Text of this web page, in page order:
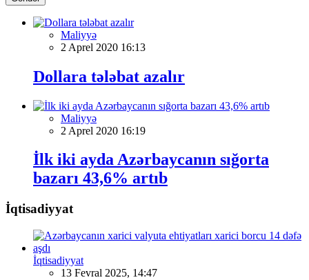
Maliyyə
2 Aprel 2020 16:13
Dollara tələbat azalır
Maliyyə
2 Aprel 2020 16:19
İlk iki ayda Azərbaycanın sığorta
bazarı 43,6% artıb
İqtisadiyyat
İqtisadiyyat
13 Fevral 2025, 14:47